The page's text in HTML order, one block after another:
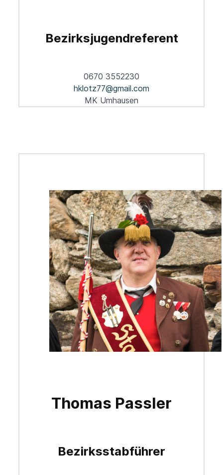
Bezirksjugendreferent
0670 3552230
hklotz77@gmail.com
MK Umhausen
Thomas Passler
Bezirksstabführer